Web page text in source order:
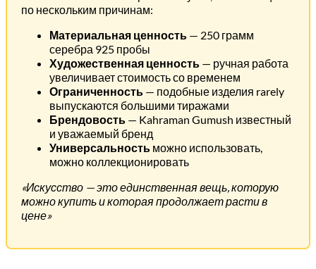
по нескольким причинам:
Материальная ценность — 250 грамм
серебра 925 пробы
Художественная ценность — ручная работа
увеличивает стоимость со временем
Ограниченность — подобные изделия rarely
выпускаются большими тиражами
Брендовость — Kahraman Gumush известный
и уважаемый бренд
Универсальность можно использовать,
можно коллекционировать
«Искусство — это единственная вещь, которую
можно купить и которая продолжает расти в
цене»